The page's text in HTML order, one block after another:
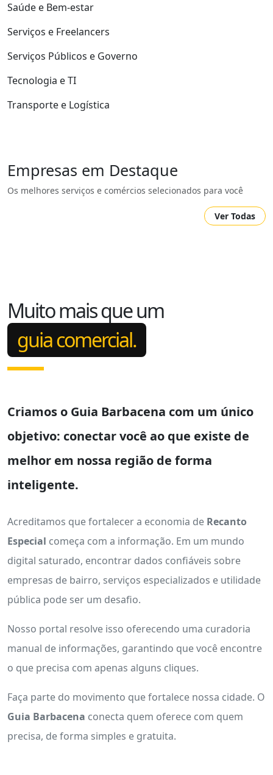
Saúde e Bem-estar
Serviços e Freelancers
Serviços Públicos e Governo
Tecnologia e TI
Transporte e Logística
Empresas em Destaque
Os melhores serviços e comércios selecionados para você
Ver Todas
Muito mais que um
guia comercial.
Criamos o Guia Barbacena com um único
objetivo: conectar você ao que existe de
melhor em nossa região de forma
inteligente.
Acreditamos que fortalecer a economia de Recanto
Especial começa com a informação. Em um mundo
digital saturado, encontrar dados confiáveis sobre
empresas de bairro, serviços especializados e utilidade
pública pode ser um desafio.
Nosso portal resolve isso oferecendo uma curadoria
manual de informações, garantindo que você encontre
o que precisa com apenas alguns cliques.
Faça parte do movimento que fortalece nossa cidade. O
Guia Barbacena conecta quem oferece com quem
precisa, de forma simples e gratuita.